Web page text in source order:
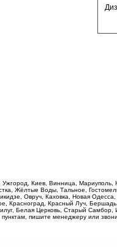
Киев, Винница, Мариуполь,
Жёлтые Воды, Тальное,
Овруч, Каховка, Новая
Красноград, Красный Луч,
Белая Церковь, Старый Самбор,
пишите менеджеру или